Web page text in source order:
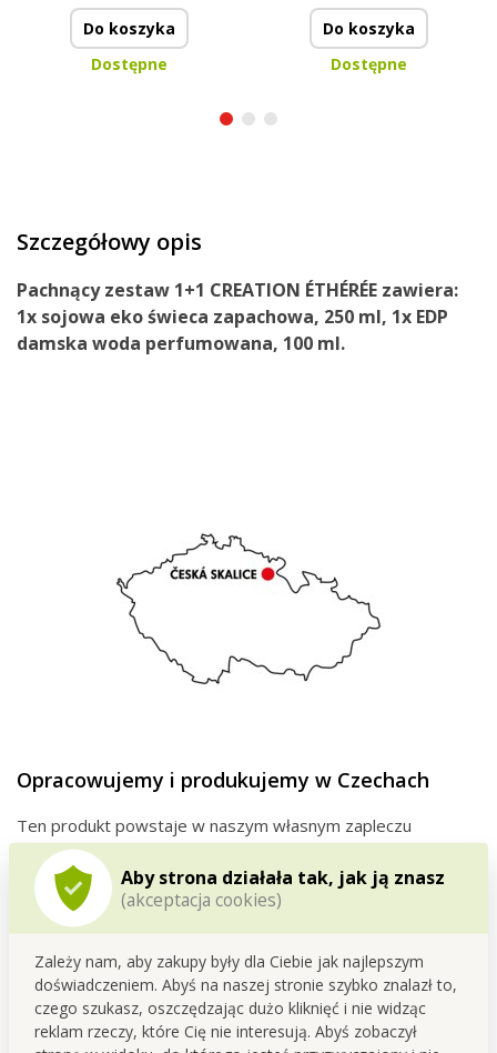
Aby strona działała tak, jak ją znasz
(akceptacja cookies)
Zależy nam, aby zakupy były dla Ciebie jak najlepszym
doświadczeniem. Abyś na naszej stronie szybko znalazł to,
czego szukasz, oszczędzając dużo kliknięć i nie widząc
reklam rzeczy, które Cię nie interesują. Abyś zobaczył
Do koszyka
Dostępne
Do koszyka
Dostępne
Szczegółowy opis
Pachnący zestaw 1+1 CREATION ÉTHÉRÉE zawiera:
1x sojowa eko świeca zapachowa, 250 ml, 1x EDP
damska woda perfumowana, 100 ml.
Opracowujemy i produkujemy w Czechach
Ten produkt powstaje w naszym własnym zapleczu
produkcyjnym wCzeskiej Skalicy.
Już od1995roku zajmujemy się rozwojem oraz produkcją
drogerii i kosmetyków.
jakość oraz troskę o ludzi i dom.